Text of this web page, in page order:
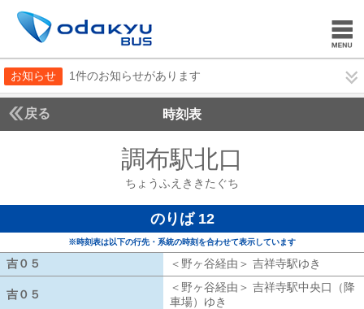
お知らせ 1件のお知らせがあります
戻る 時刻表
調布駅北口
ちょうふえききたぐち
のりば 12
※時刻表は以下の行先・系統の時刻を合わせて表示しています
吉０５ ＜野ヶ谷経由＞ 吉祥寺駅ゆき
吉０５
＜野ヶ谷経由＞ 吉祥寺駅中央口（降
車場）ゆき